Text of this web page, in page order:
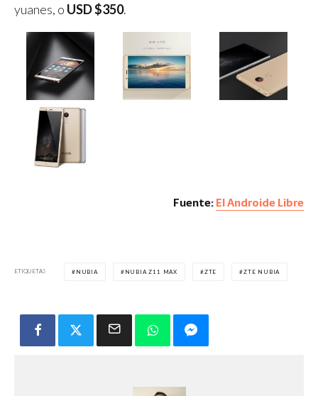
yuanes, o USD $350.
Fuente:El Androide Libre
ETIQUETAS NUBIA NUBIA Z11 MAX ZTE ZTE NUBIA